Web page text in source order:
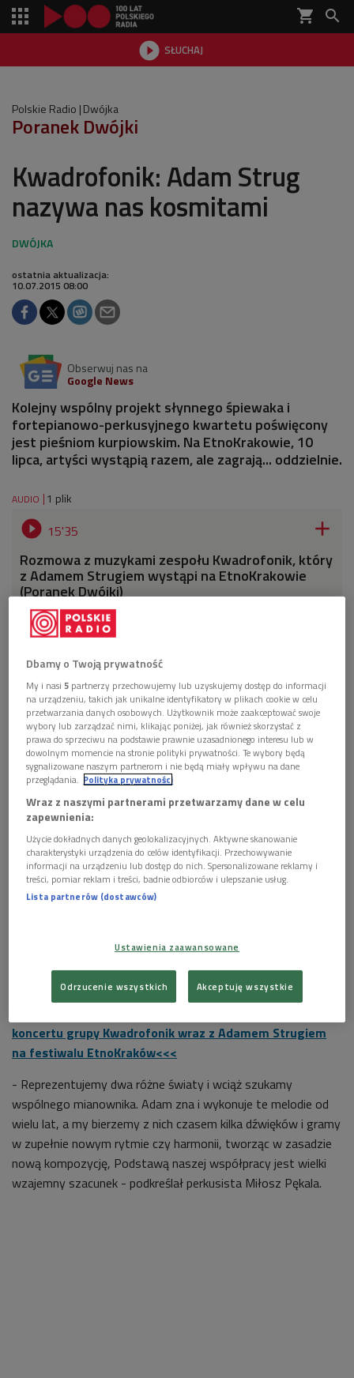
shopping_cart 
 SŁUCHAJ

Polskie Radio Dwójka
Poranek Dwójki
Kwadrofonik: Adam Strug
nazywa nas kosmitami
ostatnia aktualizacja:
10.07.2015 08:00
Obserwuj nas na
Google News
Kolejny wspólny projekt słynnego śpiewaka i
fortepianowo-perkusyjnego kwartetu poświęcony
jest pieśniom kurpiowskim. Na EtnoKrakowie, 10
lipca, artyści wystąpią razem, ale zagrają... oddzielnie.
AUDIO 1 plik
 15'35 
Rozmowa z muzykami zespołu Kwadrofonik, który
z Adamem Strugiem wystąpi na EtnoKrakowie
(Poranek Dwójki)
Kwadrofonik i Andrzej Strug w studiu im. W. Lutosławskiego
Wspólne dzieło zespołu Kwadrofonik i Adama Struga –
"Requiem Ludowe" – jest jednym z najważniejszych
fonograficznych wydarzeń tego roku. Podczas krakowskiego
Na koncert Adama Struga i grupy Kwadrofonik złożą się
instrumentalne komentarze do tychże.
koncertu grupy Kwadrofonik wraz z Adamem Strugiem
na festiwalu EtnoKraków<<<
- Reprezentujemy dwa różne światy i wciąż szukamy
wspólnego mianownika. Adam zna i wykonuje te melodie od
wielu lat, a my bierzemy z nich czasem kilka dźwięków i gramy
w zupełnie nowym rytmie czy harmonii, tworząc w zasadzie
nową kompozycję, Podstawą naszej współpracy jest wielki
wzajemny szacunek - podkreślał perkusista Miłosz Pękala.
Dbamy o Twoją prywatność
My i nasi5 partnerzy przechowujemy lub uzyskujemy dostęp do informacji
na urządzeniu, takich jak unikalne identyfikatory w plikach cookie w celu
przetwarzania danych osobowych. Użytkownik może zaakceptować swoje
wybory lub zarządzać nimi, klikając poniżej, jak również skorzystać z
prawa do sprzeciwu na podstawie prawnie uzasadnionego interesu lub w
dowolnym momencie na stronie polityki prywatności. Te wybory będą
sygnalizowane naszym partnerom i nie będą miały wpływu na dane
przeglądania. Polityka prywatności
Wraz z naszymi partnerami przetwarzamy dane w celu
zapewnienia:
Użycie dokładnych danych geolokalizacyjnych. Aktywne skanowanie
charakterystyki urządzenia do celów identyfikacji. Przechowywanie
informacji na urządzeniu lub dostęp do nich. Spersonalizowane reklamy i
treści, pomiar reklam i treści, badnie odbiorców i ulepszanie usług.
Lista partnerów (dostawców)
Ustawienia zaawansowane
Odrzucenie wszystkich Akceptuję wszystkie